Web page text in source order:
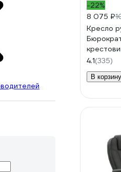
-22%
8 075 ₽
Кресло
898/
4.1(335)
В корзину